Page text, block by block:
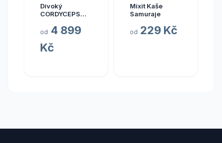
Divoký
CORDYCEPS
30 kapslí
od 4 899
Kč
Mixit Kaše
Samuraje
od 229 Kč